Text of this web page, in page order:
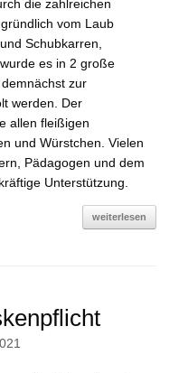
die zahlreichen
vom Laub
Schubkarren,
es in 2 große
zur
werden. Der
allen fleißigen
und Würstchen. Vielen
Pädagogen und dem
Unterstützung.
weiterlesen